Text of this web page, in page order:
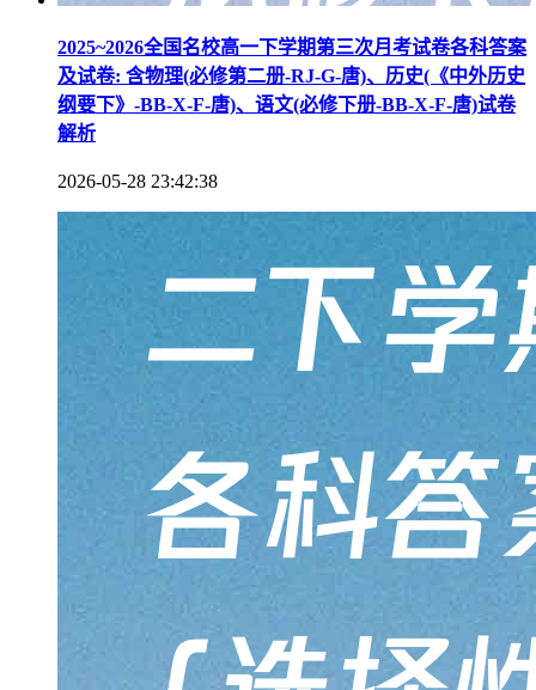
2025~2026全国名校高一下学期第三次月考试卷各科答案
及试卷: 含物理(必修第二册-RJ-G-唐)、历史(《中外历史
纲要下》-BB-X-F-唐)、语文(必修下册-BB-X-F-唐)试卷
解析
2026-05-28 23:42:38